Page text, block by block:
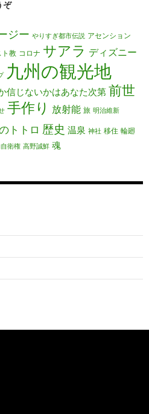
ぞ
ジー やりすぎ都市伝説 アセンション
ト教 コロナ サアラ ディズニー
九州の観光地
信じないかはあなた次第 前世
手作り 放射能 旅 明治維新
トトロ 歴史 温泉 神社 移住 輪廻
衛権 高野誠鮮 魂